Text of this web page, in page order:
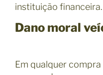
instituição financeira.
Dano moral
Em qualquer